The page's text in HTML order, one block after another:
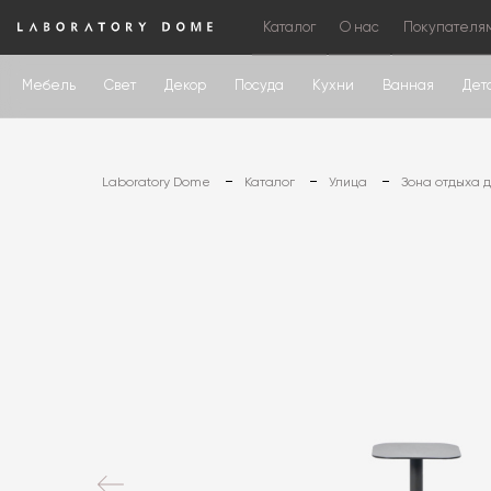
Каталог О нас
Мебель Свет Декор Посуда Кухни Ванная
Laboratory Dome Каталог Улица Зона отдыха